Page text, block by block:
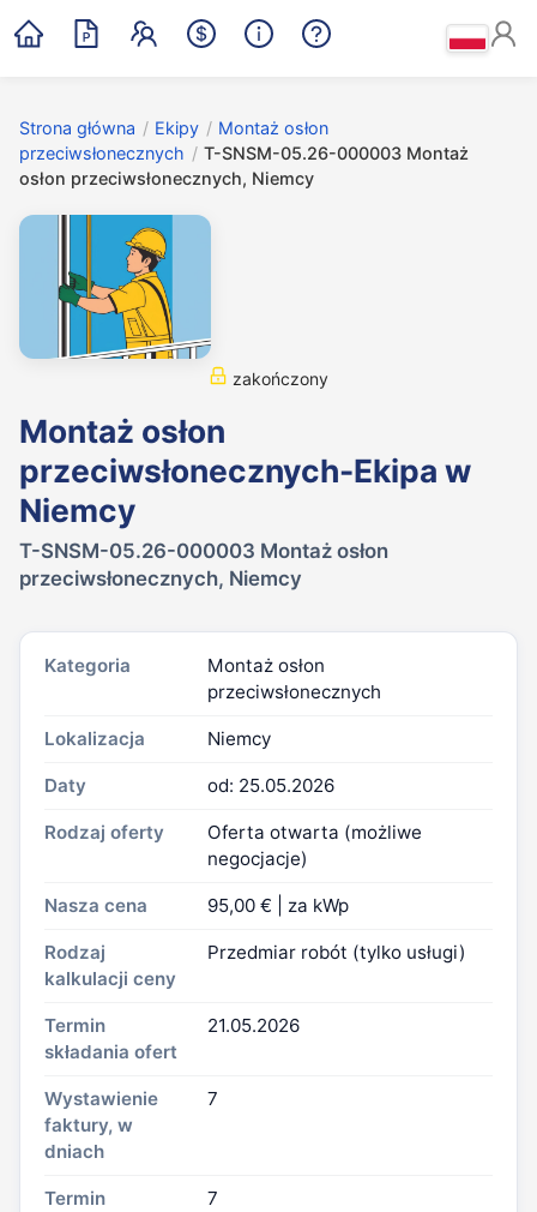
Strona główna / Ekipy / Montaż osłon
przeciwsłonecznych / T-SNSM-05.26-000003 Montaż
osłon przeciwsłonecznych, Niemcy
zakończony
Montaż osłon
przeciwsłonecznych-Ekipa w
Niemcy
T-SNSM-05.26-000003 Montaż osłon
przeciwsłonecznych, Niemcy
Kategoria
Montaż osłon
przeciwsłonecznych
Lokalizacja Niemcy
Daty od: 25.05.2026
Rodzaj oferty
Oferta otwarta (możliwe
negocjacje)
Nasza cena 95,00 € | za kWp
Rodzaj
kalkulacji ceny
Przedmiar robót (tylko usługi)
Termin
składania ofert
21.05.2026
Wystawienie
faktury, w
dniach
7
Termin
7